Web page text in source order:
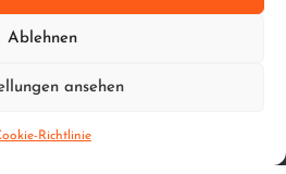
Ablehnen
ansehen
Richtlinie
| 09638/939681